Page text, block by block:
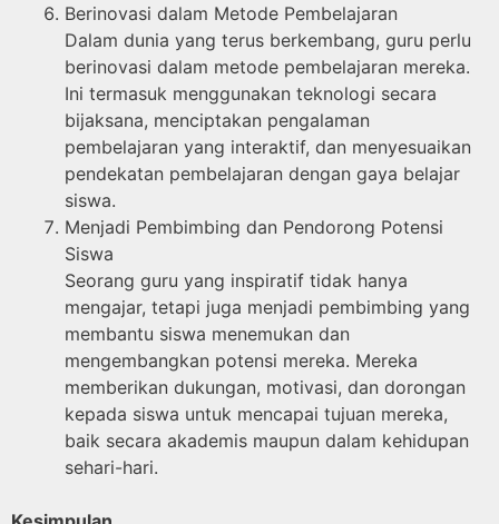
Berinovasi dalam Metode Pembelajaran
Dalam dunia yang terus berkembang, guru perlu
berinovasi dalam metode pembelajaran mereka.
Ini termasuk menggunakan teknologi secara
bijaksana, menciptakan pengalaman
pembelajaran yang interaktif, dan menyesuaikan
pendekatan pembelajaran dengan gaya belajar
siswa.
Menjadi Pembimbing dan Pendorong Potensi
Siswa
Seorang guru yang inspiratif tidak hanya
mengajar, tetapi juga menjadi pembimbing yang
membantu siswa menemukan dan
mengembangkan potensi mereka. Mereka
memberikan dukungan, motivasi, dan dorongan
kepada siswa untuk mencapai tujuan mereka,
baik secara akademis maupun dalam kehidupan
sehari-hari.